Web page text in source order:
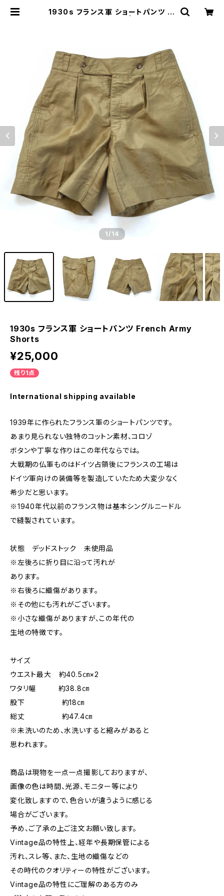
1930s フランス軍 ショートパンツ Fr
1/14
1930s フランス軍 ショートパンツ French Army
Shorts
¥25,000
残り1点
International shipping available
1939年に作られたフランス軍のショートパンツです。
あまり見られない独特のコットン素材、コロゾ
ボタンや丁寧な作りはこの年代ならでは。
大戦期の仏軍ものはドイツ占領後にフランスの工場は
ドイツ軍向けの装備等を製造していたため大変少なく
希少だと思います。
※1940年代以前のフランス物は基本シングルニードル
で縫製されています。
状態 デッドストック 未使用品
※左後ろに折り目に沿って汚れが
あります。
※右後ろに織傷があります。
※その他にも汚れがございます。
※小さな織傷がありますが、この年代の
生地の特徴です。
サイズ
ウエスト最大 約40.5㎝×2
ワタリ幅 約38.8㎝
股下 約18㎝
総丈 約47.4㎝
※未洗いのため、水洗いすると縮みがあると
思われます。
商品は現物を一点一点撮影しておりますが、
画像の色は時間、光源、モニター等により
変化致しますので、色合いが違うように感じる
場合がございます。
予め、ご了承の上ご注文お願い致します。
Vintage品の特性上、経年や長期保管による
汚れ、スレ等、また、生地の織傷などの
その時代のクオリティーの特性がございます。
Vintage品の特性にご理解のある方のみ